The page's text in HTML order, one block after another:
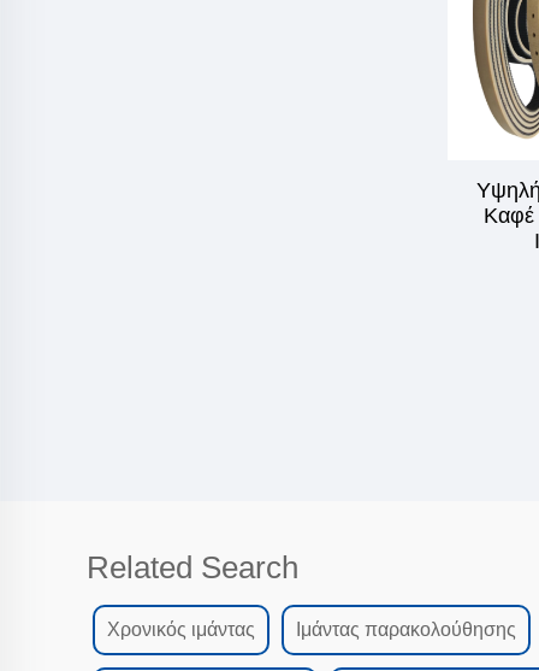
Καφέ
Related Search
Χρονικός ιμάντας Ιμάντας παρακολούθησης